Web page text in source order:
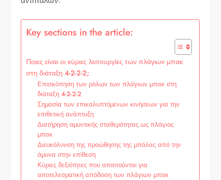
Key sections in the article:
Ποιες είναι οι κύριες λειτουργίες των πλάγιων μπακ
στη διάταξη 4-2-2-2;
Επισκόπηση των ρόλων των πλάγιων μπακ στη
διάταξη 4-2-2-2
Σημασία των επικαλυπτόμενων κινήσεων για την
επιθετική ανάπτυξη
Διατήρηση αμυντικής σταθερότητας ως πλάγιος
μπακ
Διευκόλυνση της προώθησης της μπάλας από την
άμυνα στην επίθεση
Κύριες δεξιότητες που απαιτούνται για
αποτελεσματική απόδοση των πλάγιων μπακ